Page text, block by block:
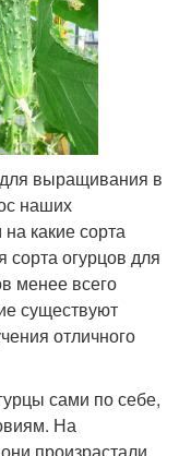
выращивания в
наших
какие сорта
сорта огурцов для
менее всего
существуют
отличного
сами по себе,
На